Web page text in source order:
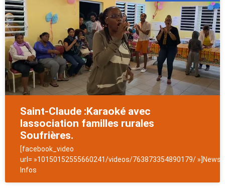
Saint-Claude :Karaoké avec
lassociation familles rurales
Soufrières.
[facebook_video
url= »10150152555660241/videos/763873354890179/
Infos